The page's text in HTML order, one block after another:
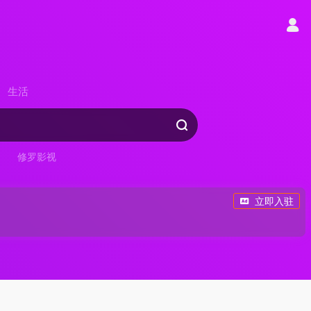
生活
修罗影视
立即入驻